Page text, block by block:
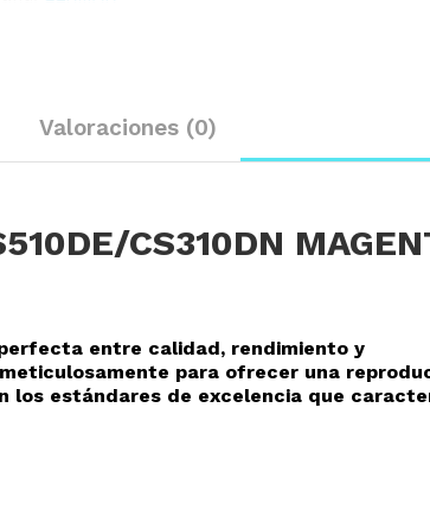
Valoraciones (0)
CS310DN
entre calidad, rendimiento y
para ofrecer una
los estándares de excelencia que